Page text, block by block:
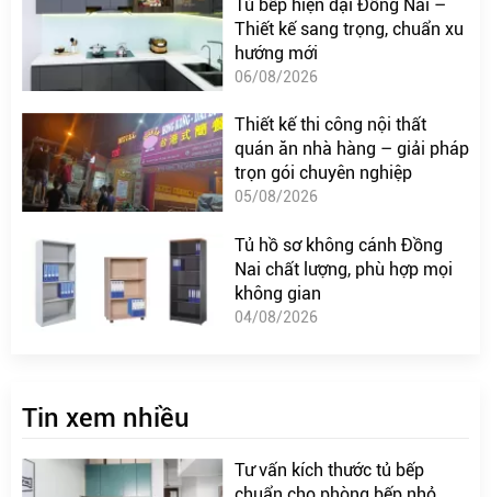
Tủ bếp hiện đại Đồng Nai –
Thiết kế sang trọng, chuẩn xu
hướng mới
06/08/2026
Thiết kế thi công nội thất
quán ăn nhà hàng – giải pháp
trọn gói chuyên nghiệp
05/08/2026
Tủ hồ sơ không cánh Đồng
Nai chất lượng, phù hợp mọi
không gian
04/08/2026
Tin xem nhiều
Tư vấn kích thước tủ bếp